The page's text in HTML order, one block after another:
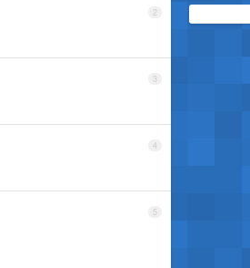
2
3
4
5